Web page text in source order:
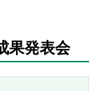
果発表会